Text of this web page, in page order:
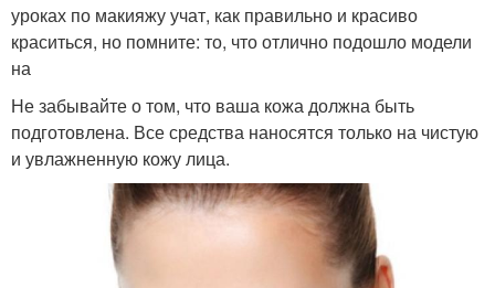
уроках по макияжу учат, как правильно и красиво
краситься, но помните: то, что отлично подошло модели
на
Не забывайте о том, что ваша кожа должна быть
подготовлена. Все средства наносятся только на чистую
и увлажненную кожу лица.